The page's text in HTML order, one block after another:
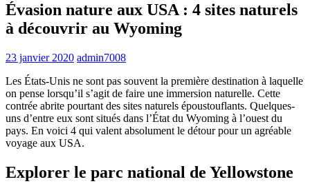
Évasion nature aux USA : 4 sites naturels
à découvrir au Wyoming
23 janvier 2020 admin7008
Les États-Unis ne sont pas souvent la première destination à laquelle
on pense lorsqu’il s’agit de faire une immersion naturelle. Cette
contrée abrite pourtant des sites naturels époustouflants. Quelques-
uns d’entre eux sont situés dans l’État du Wyoming à l’ouest du
pays. En voici 4 qui valent absolument le détour pour un agréable
voyage aux USA.
Explorer le parc national de Yellowstone